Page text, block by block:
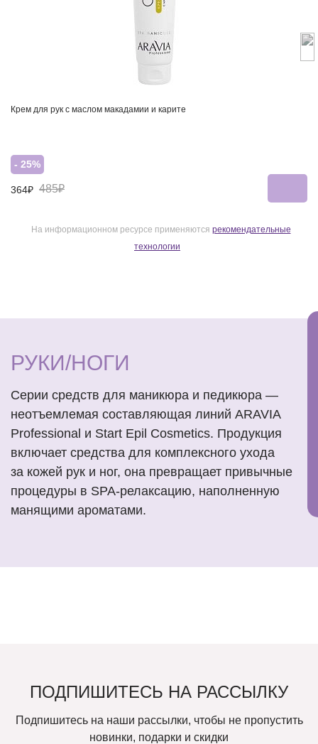
Крем для рук с маслом макадамии и карите
- 25%
364₽ 485₽
На информационном ресурсе применяются рекомендательные
технологии
РУКИ/НОГИ
Серии средств для маникюра и педикюра —
неотъемлемая составляющая линий ARAVIA
Professional и Start Epil Cosmetics. Продукция
включает средства для комплексного ухода
за кожей рук и ног, она превращает привычные
процедуры в SPA-релаксацию, наполненную
манящими ароматами.
ПОДПИШИТЕСЬ НА РАССЫЛКУ
Подпишитесь на наши рассылки, чтобы не пропустить
новинки, подарки и скидки